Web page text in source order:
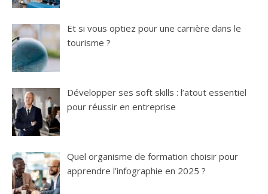
Et si vous optiez pour une carrière dans le
tourisme ?
Développer ses soft skills : l’atout essentiel
pour réussir en entreprise
Quel organisme de formation choisir pour
apprendre l’infographie en 2025 ?